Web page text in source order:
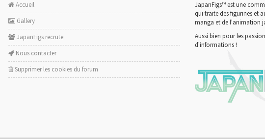
Accueil
Gallery
JapanFigs recrute
Nous contacter
Supprimer les cookies du forum
JapanFigs™ est une
qui traite des figurines et
manga et de l'animation
Aussi bien pour les
d'informations !